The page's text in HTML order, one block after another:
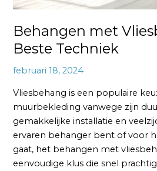
Behangen met
Beste Techniek
februari 18, 2024
Vliesbehang is een populaire
muurbekleding vanwege zijn
gemakkelijke installatie en
ervaren behanger bent of voor
gaat, het behangen met
eenvoudige klus die snel